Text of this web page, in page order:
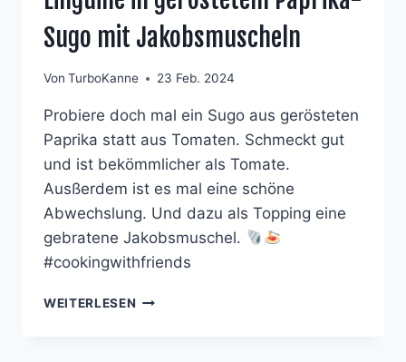
Sugo mit Jakobsmuscheln
Von TurboKanne 23 Feb. 2024
Probiere doch mal ein Sugo aus gerösteten
Paprika statt aus Tomaten. Schmeckt gut
und ist bekömmlicher als Tomate.
Ausßerdem ist es mal eine schöne
Abwechslung. Und dazu als Topping eine
gebratene Jakobsmuschel.
#cookingwithfriends
WEITERLESEN LINGUINE